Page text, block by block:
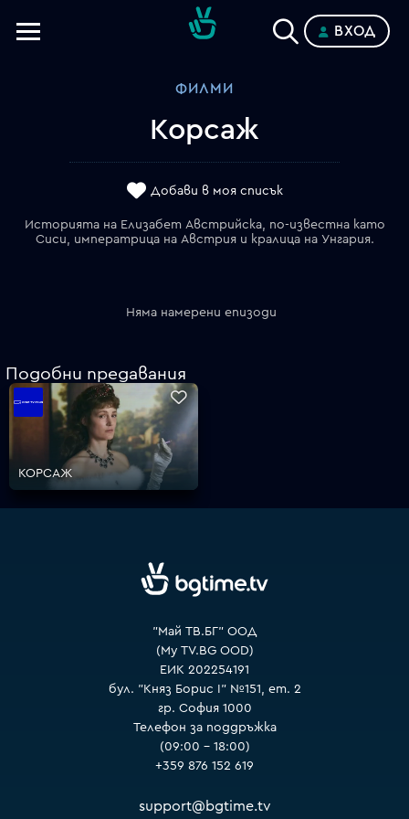
VOYO
ВХОД
ФИЛМИ
Корсаж
Добави в моя списък
Историята на Елизабет Австрийска, по-известна като
Сиси, императрица на Австрия и кралица на Унгария.
Няма намерени епизоди
Подобни предавания
КОРСАЖ
"Май ТВ.БГ" ООД
(My TV.BG OOD)
ЕИК 202254191
бул. "Княз Борис I" №151, ет. 2
гр. София 1000
Телефон за поддръжка
(09:00 – 18:00)
+359 876 152 619
support@bgtime.tv